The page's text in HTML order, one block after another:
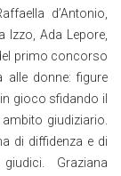
d’Antonio,
Izzo, Ada Lepore,
primo concorso
alle donne: figure
gioco sfidando il
giudiziario.
di diffidenza e di
Graziana